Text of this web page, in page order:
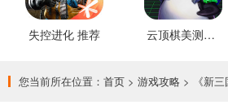
失控进化 推荐 云顶棋美测服 最新版
您当前所在位置： 首页 > 游戏攻略 > 《新